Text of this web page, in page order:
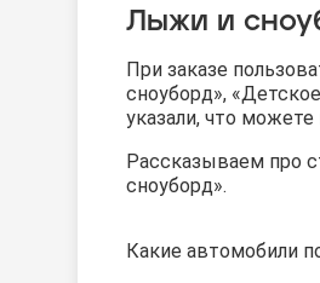
Лыжи и
При заказе
сноуборд»,
указали, что
Рассказываем про
сноуборд».
Какие автомобили